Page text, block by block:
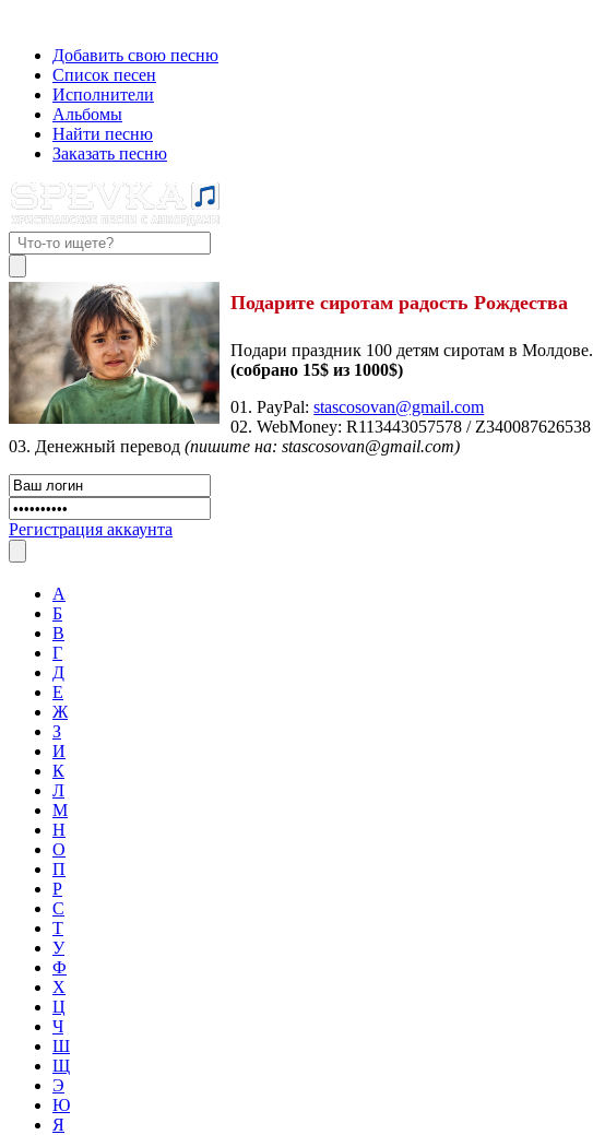
Добавить свою песню
Список песен
Исполнители
Альбомы
Найти песню
Заказать песню
Подарите сиротам радость Рождества
Подари праздник 100 детям сиротам в Молдове.
(собрано 15$ из 1000$)
01. PayPal:stascosovan@gmail.com
02. WebMoney:R113443057578 / Z340087626538
03. Денежный перевод (пишите на: stascosovan@gmail.com)
Регистрация аккаунта
А
Б
В
Г
Д
Е
Ж
З
И
К
Л
М
Н
О
П
Р
С
Т
У
Ф
Х
Ц
Ч
Ш
Щ
Э
Ю
Я